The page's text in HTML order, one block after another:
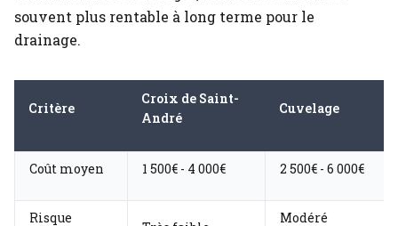
souvent plus rentable à long terme pour le
drainage.
Critère
Croix de Saint-
André
Cuvelage
Coût moyen 1 500€ - 4 000€ 2 500€ - 6 000€
Risque Modéré